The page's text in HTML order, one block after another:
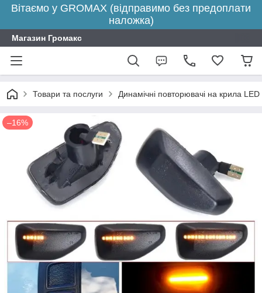
Вітаємо у GROMAX (відправимо без предоплати
наложка)
Магазин Громакс
Товари та послуги Динамічні повторювачі на крила LED
–16%